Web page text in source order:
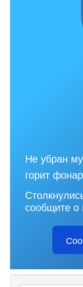
Не убран
горит
сообщите о